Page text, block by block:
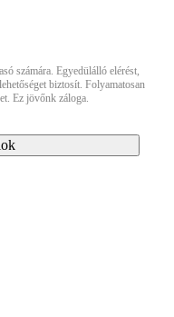
számára. Egyedülálló elérést,
biztosít. Folyamatosan
Ez jövőnk záloga.